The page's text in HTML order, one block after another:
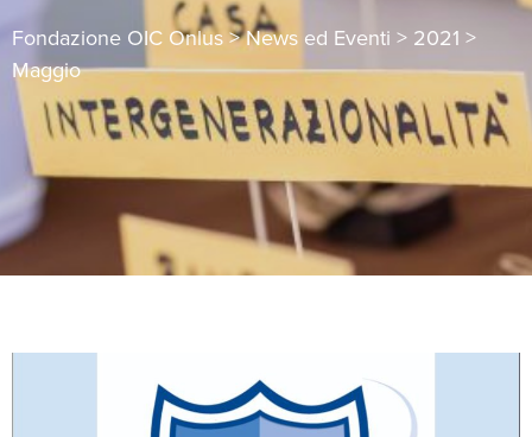
Fondazione OIC Onlus >News ed Eventi > 2021 >
Maggio